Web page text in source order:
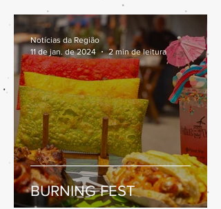
BURNING FEST
Notícias da Região
11 de jan. de 2024
2 min de leitura